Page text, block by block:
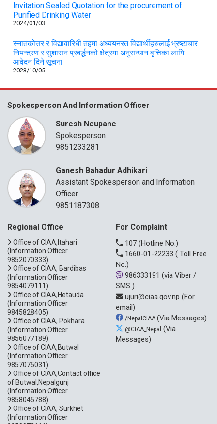
Invitation Sealed Quotation for the procurement of
Purified Drinking Water
2024/01/03
स्नातकोत्तर र विद्यावारिधी तहमा अध्ययनरत विद्यार्थीहरुलाई भ्रष्टाचार
नियन्त्रण र सुशासन प्रवर्द्धनको क्षेत्रमा अनुसन्धान वृत्तिका लागि
आवेदन दिने सूचना
2023/10/05
Spokesperson And Information Officer
Suresh Neupane
Spokesperson
9851233281
Ganesh Bahadur Adhikari
Assistant Spokesperson and Information
Officer
9851187308
Regional Office
Office of CIAA,Itahari
(Information Officer
9852070333)
Office of CIAA, Bardibas
(Information Officer
9854079111)
Office of CIAA,Hetauda
(Information Officer
9845828405)
Office of CIAA, Pokhara
(Information Officer
9856077189)
Office of CIAA,Butwal
(Information Officer
9857075031)
Office of CIAA,Contact office
of Butwal,Nepalgunj
(Information Officer
9858045788)
Office of CIAA, Surkhet
(Information Officer
For Complaint
107 (Hotline No.)
1660-01-22233 ( Toll Free
No.)
986333191 (via Viber /
SMS )
ujuri@ciaa.gov.np (For
email)
/NepalCIAA (Via Messages)
@CIAA_Nepal (Via
Messages)